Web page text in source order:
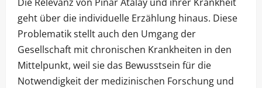
geht über die individuelle Erzählung hinaus. Diese
Problematik stellt auch den Umgang der
Gesellschaft mit chronischen Krankheiten in den
Mittelpunkt, weil sie das Bewusstsein für die
Notwendigkeit der medizinischen Forschung und